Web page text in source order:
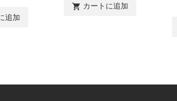
追加
shopping_cart カートに追加